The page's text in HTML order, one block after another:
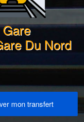
Gare
Du Nord
mon transfert